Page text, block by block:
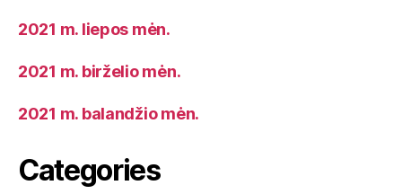
2021 m. liepos mėn.
2021 m. birželio mėn.
2021 m. balandžio mėn.
Categories